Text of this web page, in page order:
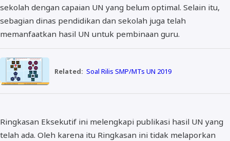
sekolah dengan capaian UN yang belum optimal. Selain itu,
sebagian dinas pendidikan dan sekolah juga telah
memanfaatkan hasil UN untuk pembinaan guru.
Related: Soal Rilis SMP/MTs UN 2019
Ringkasan Eksekutif ini melengkapi publikasi hasil UN yang
telah ada. Oleh karena itu Ringkasan ini tidak melaporkan